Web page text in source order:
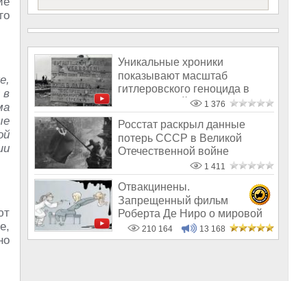
в
Уникальные хроники
показывают масштаб
гитлеровского геноцида в
годы Великой отечест
1 376
Росстат раскрыл данные
потерь СССР в Великой
Отечественной войне
1 411
Отвакцинены.
Запрещенный фильм
Роберта Де Ниро о мировой
афере с вакцинами
210 164 13 168